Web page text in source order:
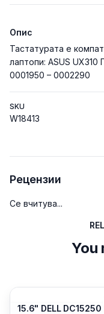
Опис
Тастатурата е
лаптопи: ASUS UX310
0001950 – 0002290
SKU
W18413
Рецензии
Се вчитува...
You
15.6" DELL DC15250